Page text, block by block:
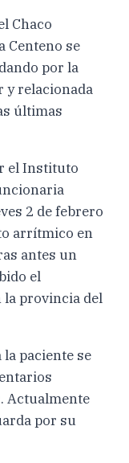
Chaco
Centeno se
por la
y relacionada
últimas
el Instituto
2 de febrero
arrítmico en
antes un
el
provincia del
paciente se
Actualmente
por su